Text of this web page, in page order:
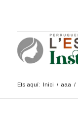
Ets aquí: Inici / aaa /